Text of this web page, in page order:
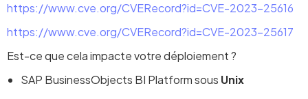
https://www.cve.org/CVERecord?id=CVE-2023-25616
https://www.cve.org/CVERecord?id=CVE-2023-25617
Est-ce que cela impacte votre déploiement ?
SAP BusinessObjects BI Platform sous Unix